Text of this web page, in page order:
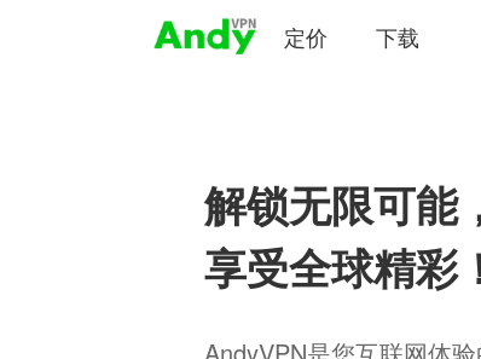
定价 下载
解锁无限可能
享受全球精彩